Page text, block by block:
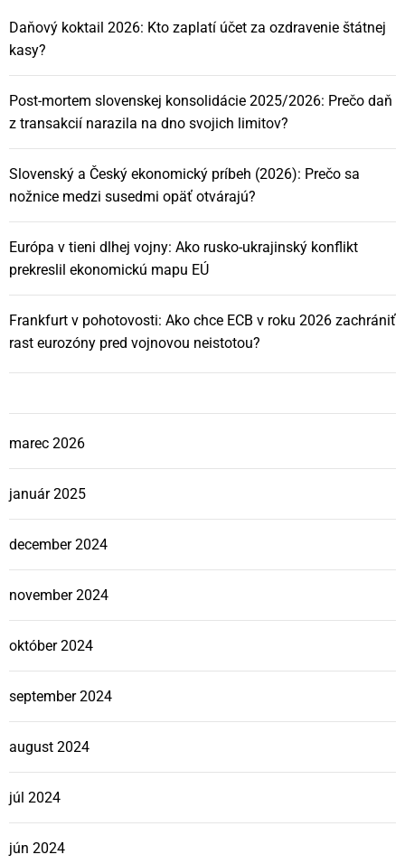
Daňový koktail 2026: Kto zaplatí účet za ozdravenie štátnej
kasy?
Post-mortem slovenskej konsolidácie 2025/2026: Prečo daň
z transakcií narazila na dno svojich limitov?
Slovenský a Český ekonomický príbeh (2026): Prečo sa
nožnice medzi susedmi opäť otvárajú?
Európa v tieni dlhej vojny: Ako rusko-ukrajinský konflikt
prekreslil ekonomickú mapu EÚ
Frankfurt v pohotovosti: Ako chce ECB v roku 2026 zachrániť
rast eurozóny pred vojnovou neistotou?
marec 2026
január 2025
december 2024
november 2024
október 2024
september 2024
august 2024
júl 2024
jún 2024